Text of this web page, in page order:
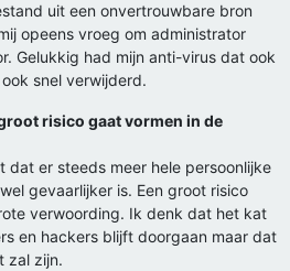
uit een onvertrouwbare bron
opeens vroeg om administrator
Gelukkig had mijn anti-virus dat ook
snel verwijderd.
risico gaat vormen in de
dat er steeds meer hele persoonlijke
gevaarlijker is. Een groot risico
verwoording. Ik denk dat het kat
en hackers blijft doorgaan maar dat
zal zijn.